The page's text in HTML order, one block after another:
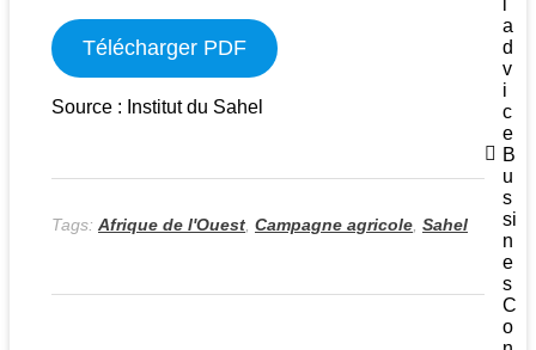
Télécharger PDF
Source : Institut du Sahel
Tags: Afrique de l'Ouest Campagne agricole Sahel
a
d
v
i
c
e
B
u
s
si
n
e
s
C
o